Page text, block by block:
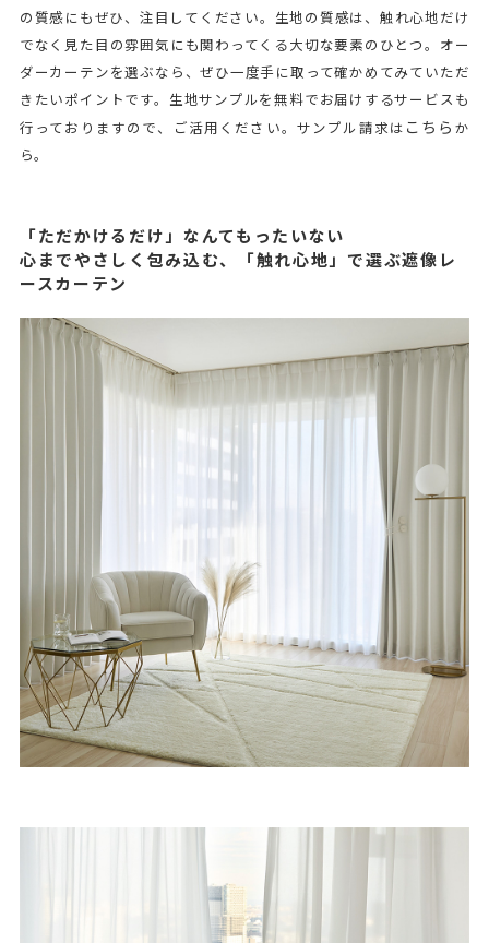
の質感にもぜひ、注目してください。生地の質感は、触れ心地だけ
でなく見た目の雰囲気にも関わってくる大切な要素のひとつ。オー
ダーカーテンを選ぶなら、ぜひ一度手に取って確かめてみていただ
きたいポイントです。生地サンプルを無料でお届けするサービスも
行っておりますので、ご活用ください。サンプル請求は こちら か
ら。
「ただかけるだけ」なんてもったいない
心までやさしく包み込む、「触れ心地」で選ぶ遮像レ
ースカーテン